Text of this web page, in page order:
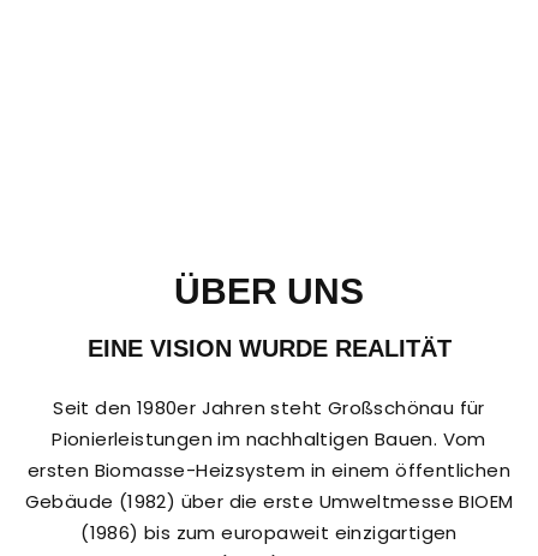
ÜBER UNS
EINE VISION WURDE REALITÄT
Seit den 1980er Jahren steht Großschönau für
Pionierleistungen im nachhaltigen Bauen. Vom
ersten Biomasse-Heizsystem in einem öffentlichen
Gebäude (1982) über die erste Umweltmesse BIOEM
(1986) bis zum europaweit einzigartigen